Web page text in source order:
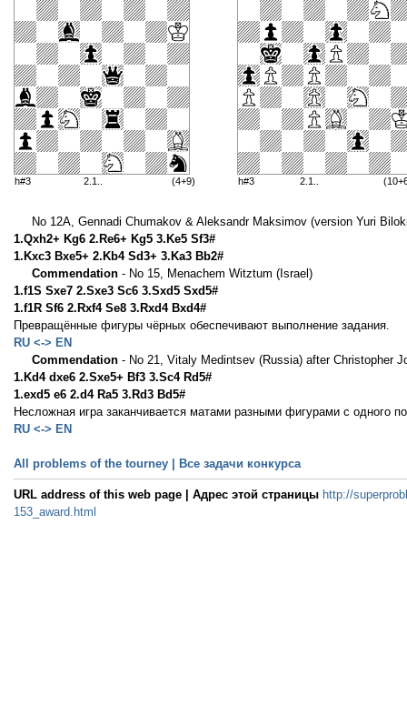
h#3 2.1.. (4+9) h#3 2.1..
No 12A, Gennadi Chumakov & Aleksandr Maksimov (version Yuri
1.Qxh2+ Kg6 2.Re6+ Kg5 3.Ke5 Sf3#
1.Kxc3 Bxe5+ 2.Kb4 Sd3+ 3.Ka3 Bb2#
Commendation - No 15, Menachem Witztum (Israel)
1.f1S Sxe7 2.Sxe3 Sc6 3.Sxd5 Sxd5#
1.f1R Sf6 2.Rxf4 Se8 3.Rxd4 Bxd4#
Превращённые фигуры чёрных обеспечивают выполнение задания.
RU <-> EN
Commendation - No 21, Vitaly Medintsev (Russia) after Christopher
1.Kd4 dxe6 2.Sxe5+ Bf3 3.Sc4 Rd5#
1.exd5 e6 2.d4 Ra5 3.Rd3 Bd5#
Несложная игра заканчивается матами разными фигурами с одного
RU <-> EN
All problems of the tourney | Все задачи конкурса
URL address of this web page | Адрес этой страницы http://
153_award.html